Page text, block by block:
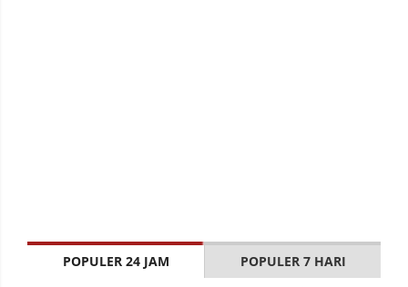
POPULER 24 JAM POPULER 7 HARI